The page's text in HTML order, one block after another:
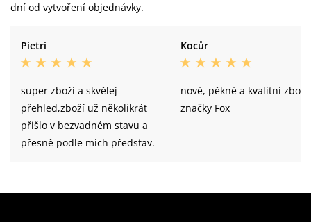
dní od vytvoření objednávky.
Pietri
super zboží a skvělej
přehled,zboží už několikrát
přišlo v bezvadném stavu a
přesně podle mích představ.
Kocůr
nové, pěkné a kvalitní zboží
značky Fox